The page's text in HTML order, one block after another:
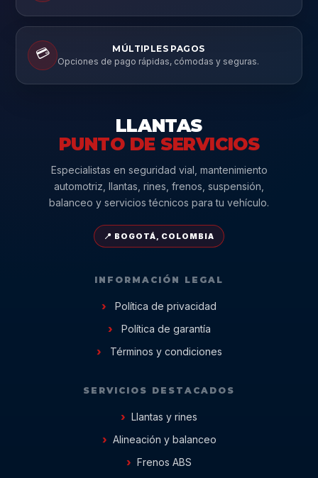
💳
MÚLTIPLES PAGOS
Opciones de pago rápidas, cómodas y seguras.
LLANTAS
PUNTO DE SERVICIOS
Especialistas en seguridad vial, mantenimiento
automotriz, llantas, rines, frenos, suspensión,
balanceo y servicios técnicos para tu vehículo.
📍 BOGOTÁ, COLOMBIA
INFORMACIÓN LEGAL
Política de privacidad
Política de garantía
Términos y condiciones
SERVICIOS DESTACADOS
Llantas y rines
Alineación y balanceo
Frenos ABS